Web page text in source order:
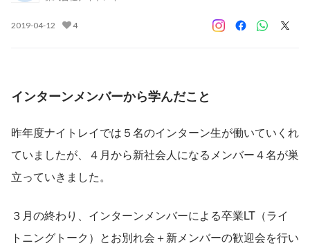
2019-04-12 4
インターンメンバーから学んだこと
昨年度ナイトレイでは５名のインターン生が働いていくれ
ていましたが、４月から新社会人になるメンバー４名が巣
立っていきました。
３月の終わり、インターンメンバーによる卒業LT（ライ
トニングトーク）とお別れ会＋新メンバーの歓迎会を行い